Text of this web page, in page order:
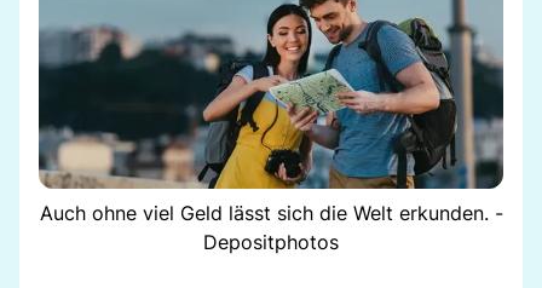
Auch ohne viel Geld lässt sich die Welt erkunden. -
Depositphotos